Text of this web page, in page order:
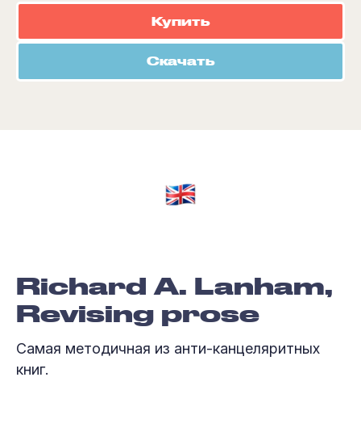
Купить
Скачать
Richard A. Lanham,
Revising prose
Самая методичная из анти-канцеляритных
книг.